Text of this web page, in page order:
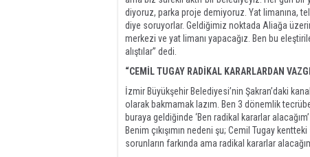
diyoruz, parka proje demiyoruz. Yat limanına,
diye soruyorlar. Geldiğimiz noktada Aliağa
merkezi ve yat limanı yapacağız. Ben bu
alıştılar” dedi.
“CEMİL TUGAY RADİKAL KARARLARDAN
İzmir Büyükşehir Belediyesi’nin Şakran’daki
olarak bakmamak lazım. Ben 3 dönemlik
buraya geldiğinde ‘Ben radikal kararlar
Benim çıkışımın nedeni şu; Cemil Tugay
sorunların farkında ama radikal kararlar